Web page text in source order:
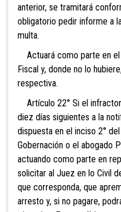
anterior, se tramitará
obligatorio pedir informe a
multa.
Actuará como parte en
Fiscal y, donde no lo
respectiva.
Artículo 22° Si el
diez días siguientes a la
dispuesta en el inciso 2°
Gobernación o el abogado
actuando como parte en
solicitar al Juez en lo Civil
que corresponda, que
arresto y, si no pagare,